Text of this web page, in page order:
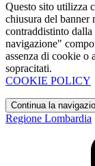
Questo sito utilizza
chiusura del banner
contraddistinto
navigazione"
assenza di cookie o
sopracitati.
COOKIE POLICY
Continua la
Regione Lombardia